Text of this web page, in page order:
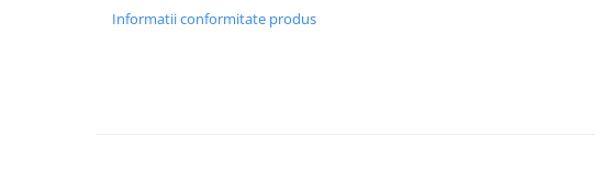
Informatii conformitate produs